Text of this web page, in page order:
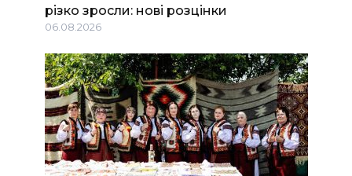
різко зросли: нові розцінки
06.08.2026